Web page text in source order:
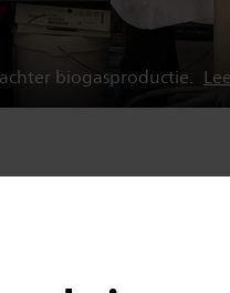
biogasproductie.
vooruit in een